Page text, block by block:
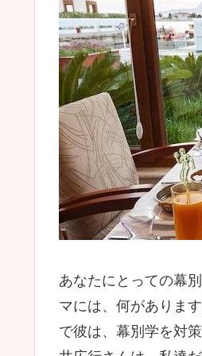
あなたにとっての幕
マには、何がありま
で彼は、幕別学を対